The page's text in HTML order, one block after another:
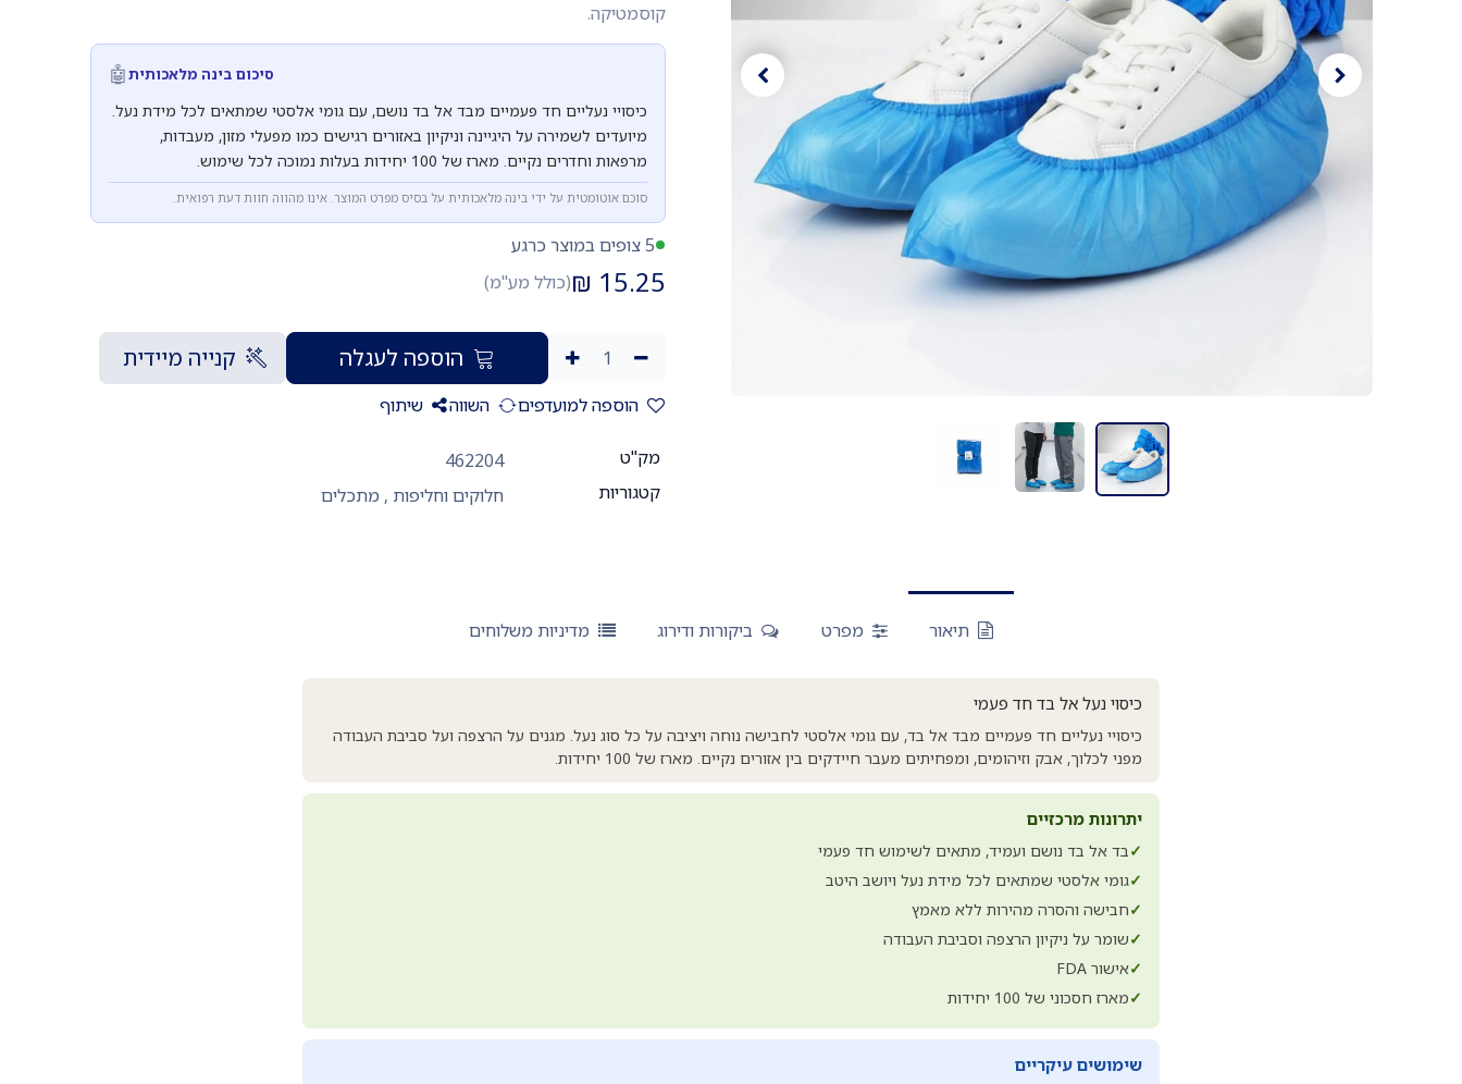
קוסמטיקה.
סיכום בינה מלאכותית🤖
כיסויי נעליים חד פעמיים מבד אל בד נושם, עם גומי אלסטי שמתאים לכל מידת נעל.
מיועדים לשמירה על היגיינה וניקיון באזורים רגישים כמו מפעלי מזון, מעבדות,
מרפאות וחדרים נקיים. מארז של 100 יחידות בעלות נמוכה לכל שימוש.
סוכם אוטומטית על ידי בינה מלאכותית על בסיס מפרט המוצר. אינו מהווה חוות דעת רפואית.
5 צופים במוצר כרגע
15.25
₪(כולל מע"מ)
הוספה לעגלה קנייה מיידית
הוספה למועדפים השווה שיתוף
מק"ט
462204
קטגוריות
חלוקים וחליפות , מתכלים
תיאור מפרט ביקורות ודירוג מדיניות משלוחים
כיסוי נעל אל בד חד פעמי
כיסויי נעליים חד פעמיים מבד אל בד, עם גומי אלסטי לחבישה נוחה ויציבה על כל סוג נעל. מגנים על הרצפה ועל סביבת העבודה
מפני לכלוך, אבק וזיהומים, ומפחיתים מעבר חיידקים בין אזורים נקיים. מארז של 100 יחידות.
יתרונות מרכזיים
✓בד אל בד נושם ועמיד, מתאים לשימוש חד פעמי
✓גומי אלסטי שמתאים לכל מידת נעל ויושב היטב
✓חבישה והסרה מהירות ללא מאמץ
✓שומר על ניקיון הרצפה וסביבת העבודה
✓אישור FDA
✓מארז חסכוני של 100 יחידות
שימושים עיקריים